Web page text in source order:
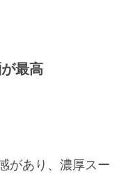
最高
があり、濃厚スー